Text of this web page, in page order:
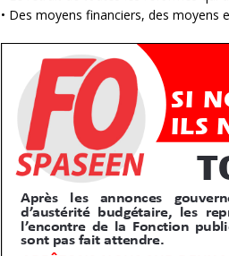
• Des moyens financiers, des moyens